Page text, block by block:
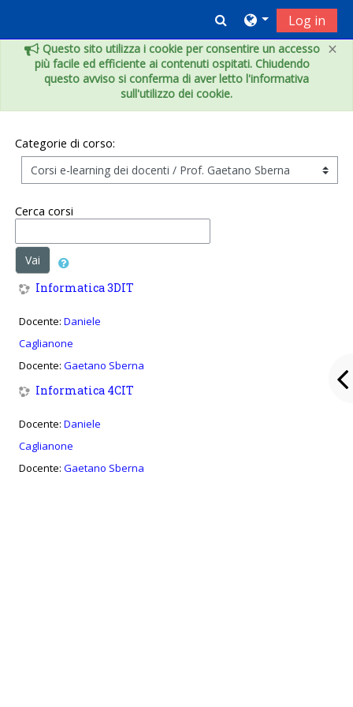
×
Questo sito utilizza i cookie per consentire un accesso
più facile ed efficiente ai contenuti ospitati. Chiudendo
questo avviso si conferma di aver letto l'informativa
sull'utilizzo dei cookie.
Toggle search
Log in
Categorie di corso:
Cerca corsi
Vai
Informatica 3DIT
Docente:Daniele
Caglianone
Docente:Gaetano Sberna
Informatica 4CIT
Docente:Daniele
Caglianone
Docente:Gaetano Sberna